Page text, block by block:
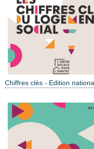
Chiffres clés - Edition